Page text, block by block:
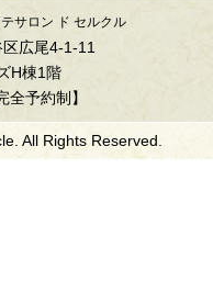
サロン ド セルクル
広尾4-1-11
H棟1階
予約制】
All Rights Reserved.